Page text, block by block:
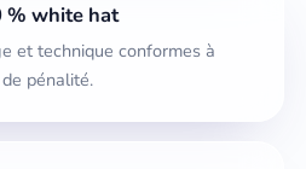
% white hat
et technique conformes à
pénalité.